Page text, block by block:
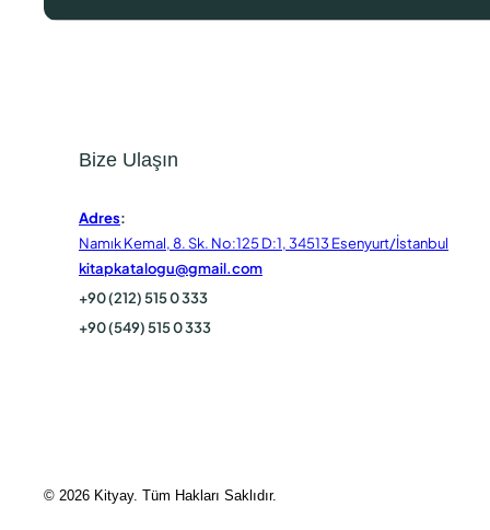
Bize Ulaşın
Adres:
Namık Kemal, 8. Sk. No:125 D:1, 34513 Esenyurt/İstanbul
kitapkatalogu@gmail.com
+90 (212) 515 0 333
+90 (549) 515 0 333
© 2026 Kityay. Tüm Hakları Saklıdır.